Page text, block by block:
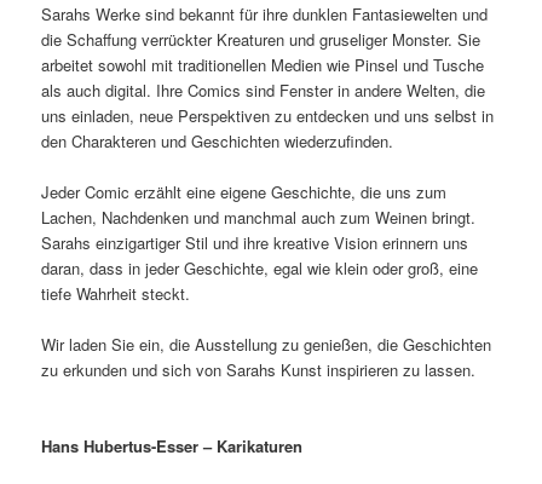
Sarahs Werke sind bekannt für ihre dunklen Fantasiewelten und
die Schaffung verrückter Kreaturen und gruseliger Monster. Sie
arbeitet sowohl mit traditionellen Medien wie Pinsel und Tusche
als auch digital. Ihre Comics sind Fenster in andere Welten, die
uns einladen, neue Perspektiven zu entdecken und uns selbst in
den Charakteren und Geschichten wiederzufinden.
Jeder Comic erzählt eine eigene Geschichte, die uns zum
Lachen, Nachdenken und manchmal auch zum Weinen bringt.
Sarahs einzigartiger Stil und ihre kreative Vision erinnern uns
daran, dass in jeder Geschichte, egal wie klein oder groß, eine
tiefe Wahrheit steckt.
Wir laden Sie ein, die Ausstellung zu genießen, die Geschichten
zu erkunden und sich von Sarahs Kunst inspirieren zu lassen.
Hans Hubertus-Esser – Karikaturen